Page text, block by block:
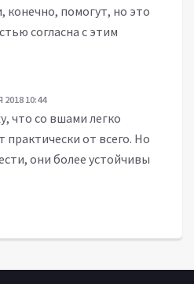
конечно, помогут, но это
согласна с этим
2018 10:44
что со вшами легко
практически от всего. Но
они более устойчивы